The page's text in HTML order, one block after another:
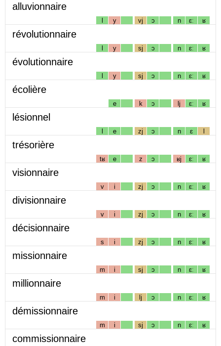
alluvionnaire
l y vj ɔ n ɛː ʁ
révolutionnaire
l y sj ɔ n ɛː ʁ
évolutionnaire
l y sj ɔ n ɛː ʁ
écolière
e k ɔ lj ɛː ʁ
lésionnel
l e zj ɔ n ɛ l
trésorière
tʁ e z ɔ ʁj ɛː ʁ
visionnaire
v i zj ɔ n ɛː ʁ
divisionnaire
v i zj ɔ n ɛː ʁ
décisionnaire
s i zj ɔ n ɛː ʁ
missionnaire
m i sj ɔ n ɛː ʁ
millionnaire
m i lj ɔ n ɛː ʁ
démissionnaire
m i sj ɔ n ɛː ʁ
commissionnaire